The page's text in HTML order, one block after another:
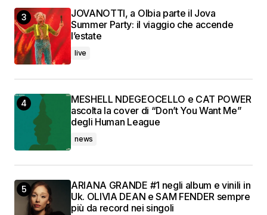
JOVANOTTI, a Olbia parte il Jova
Summer Party: il viaggio che accende
l’estate
live
MESHELL NDEGEOCELLO e CAT POWER
ascolta la cover di “Don’t You Want Me”
degli Human League
news
ARIANA GRANDE #1 negli album e vinili in
Uk. OLIVIA DEAN e SAM FENDER sempre
più da record nei singoli